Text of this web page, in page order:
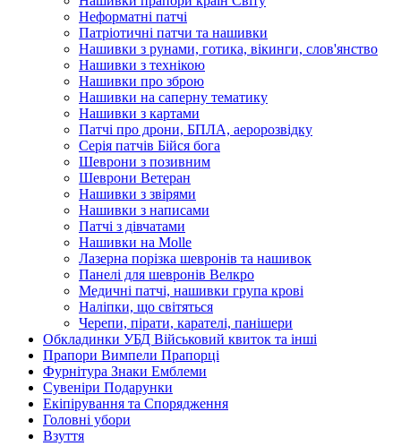
Неформатні патчі
Патріотичні патчи та нашивки
Нашивки з рунами, готика, вікинги, слов'янство
Нашивки з технікою
Нашивки про зброю
Нашивки на саперну тематику
Нашивки з картами
Патчі про дрони, БПЛА, аеророзвідку
Серія патчів Бійся бога
Шеврони з позивним
Шеврони Ветеран
Нашивки з звірями
Нашивки з написами
Патчі з дівчатами
Нашивки на Molle
Лазерна порізка шевронів та нашивок
Панелі для шевронів Велкро
Медичні патчі, нашивки група крові
Наліпки, що світяться
Черепи, пірати, карателі, панішери
Обкладинки УБД Військовий квиток та інші
Прапори Вимпели Прапорці
Фурнітура Знаки Емблеми
Сувеніри Подарунки
Екіпірування та Спорядження
Головні убори
Взуття